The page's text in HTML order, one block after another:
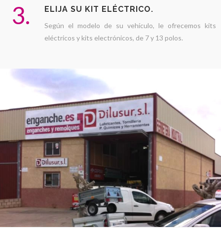
3. ELIJA SU KIT ELÉCTRICO.
Según el modelo de su vehículo, le ofrecemos kits
eléctricos y kits electrónicos, de 7 y 13 polos.